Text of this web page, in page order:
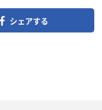
シェアする